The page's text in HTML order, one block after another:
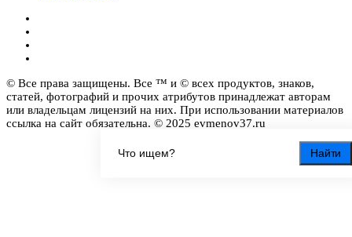
Найти
© Все права защищены. Все ™ и © всех продуктов, знаков,
статей, фотографий и прочих атрибутов принадлежат авторам
или владельцам лицензий на них. При использовании материалов
ссылка на сайт обязательна. © 2025 evmenov37.ru